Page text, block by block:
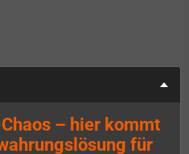
– hier kommt
für